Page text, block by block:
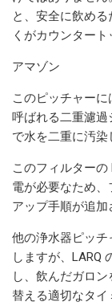
と、安全に飲め
くがカウンター
アマゾン
このピッチャー
呼ばれる二重濾
で水を二重に汚染
このフィルター
電が必要なため
アップ手順が追加
他の浄水器ピッ
しますが、LARQ
し、飲んだガロ
替える適切なタ